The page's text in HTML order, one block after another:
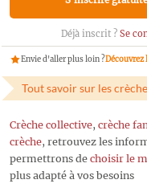
Déjà inscrit ? Se
Envie d'aller plus loin ?
Tout savoir sur les
Crèche collective, crèche
crèche, retrouvez les
permettrons de choisir le
plus adapté à vos besoins